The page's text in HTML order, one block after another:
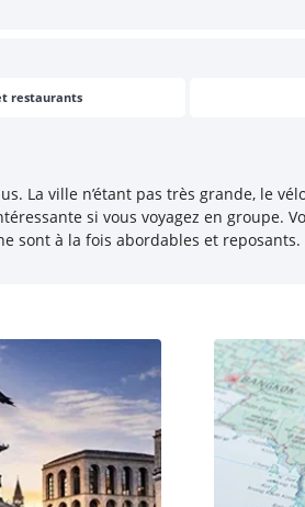
restaurants
La ville n’étant pas très grande, le
si vous voyagez en groupe.
sont à la fois abordables et reposants.